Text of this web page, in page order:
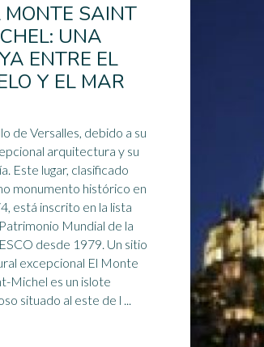
MONTE SAINT
UNA
ENTRE EL
Y EL MAR
de Versalles, debido a su
arquitectura y su
Este lugar, clasificado
monumento histórico en
está inscrito en la lista
Patrimonio Mundial de la
desde 1979. Un sitio
excepcional El Monte
Michel es un islote
situado al este de l ...